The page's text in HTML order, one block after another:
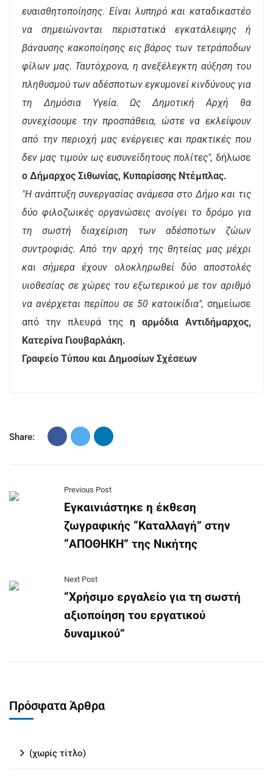
ευαισθητοποίησης. Είναι λυπηρό και καταδικαστέο
να σημειώνονται περιστατικά εγκατάλειψης ή
βάναυσης κακοποίησης εις βάρος των τετράποδων
φίλων μας. Ταυτόχρονα, η ανεξέλεγκτη αύξηση του
πληθυσμού των αδέσποτων εγκυμονεί κινδύνους για
τη Δημόσια Υγεία. Ως Δημοτική Αρχή θα
συνεχίσουμε την προσπάθεια, ώστε να εκλείψουν
από την περιοχή μας ενέργειες και πρακτικές που
δεν μας τιμούν ως ευσυνείδητους πολίτες", δήλωσε
ο Δήμαρχος Σιθωνίας, Κυπαρίσσης Ντέμπλας.
"Η ανάπτυξη συνεργασίας ανάμεσα στο Δήμο και τις
δύο φιλοζωικές οργανώσεις ανοίγει το δρόμο για
τη σωστή διαχείριση των αδέσποτων ζώων
συντροφιάς. Από την αρχή της θητείας μας μέχρι
και σήμερα έχουν ολοκληρωθεί δύο αποστολές
υιοθεσίας σε χώρες του εξωτερικού με τον αριθμό
να ανέρχεται περίπου σε 50 κατοικίδια", σημείωσε
από την πλευρά τηςη αρμόδια Αντιδήμαρχος,
Κατερίνα Γιουβαρλάκη.
Γραφείο Τύπου και Δημοσίων Σχέσεων
Share:
Previous Post
Εγκαινιάστηκε η έκθεση
ζωγραφικής “Καταλλαγή” στην
“ΑΠΟΘΗΚΗ” της Νικήτης
Next Post
“Χρήσιμο εργαλείο για τη σωστή
αξιοποίηση του εργατικού
δυναμικού”
Πρόσφατα Άρθρα
(χωρίς τίτλο)